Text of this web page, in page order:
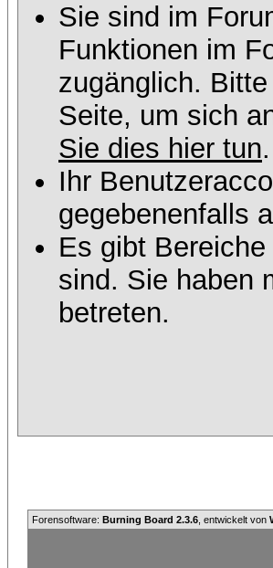
Sie sind im
Funktionen im
zugänglich.
Seite, um sich
Sie dies hier tun.
Ihr
gegebenenfalls
Es gibt
sind. Sie haben
betreten.
Forensoftware: Burning Board 2.3.6 , entwickelt von